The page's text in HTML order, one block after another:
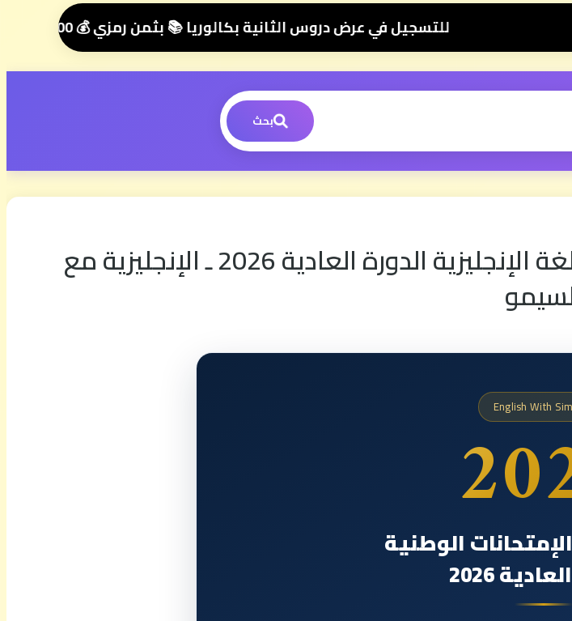
للتسجيل في عرض دروس الثانية بكالوريا 📚 بثمن رمزي 💰 500 درهم فقط للموسم الكامل ⭐ تواصل معنا عبر واتساب هنا 📲06.00.58.39.68📲 وسنتواصل معك 🤝 مرحبا بك في مجموعتنا الخاصة 👥
بحث
تحميل جميع الإمتحانات الوطنية في مادة اللغة الإنجليزية الدورة العادية 2026 ـ الإنجليزية مع
الوطنية
2026